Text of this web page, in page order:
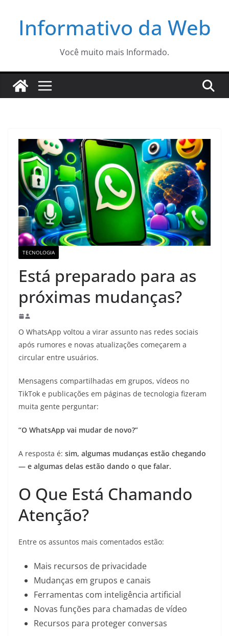
Informativo da Web
Você muito mais Informado.
TECNOLOGIA
Está preparado para as
próximas mudanças?
O WhatsApp voltou a virar assunto nas redes sociais
após rumores e novas atualizações começarem a
circular entre usuários.
Mensagens compartilhadas em grupos, vídeos no
TikTok e publicações em páginas de tecnologia fizeram
muita gente perguntar:
“O WhatsApp vai mudar de novo?”
A resposta é: sim, algumas mudanças estão chegando
— e algumas delas estão dando o que falar.
O Que Está Chamando
Atenção?
Entre os assuntos mais comentados estão:
Mais recursos de privacidade
Mudanças em grupos e canais
Ferramentas com inteligência artificial
Novas funções para chamadas de vídeo
Recursos para proteger conversas